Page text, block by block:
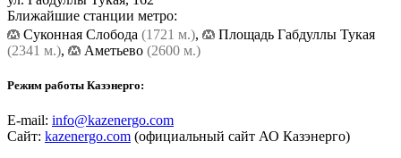
Ближайшие станции метро:
Суконная Слобода (1721 м.),
Площадь Габдуллы Тукая
(2341 м.), Аметьево (2600 м.)
Режим работы Казэнерго:
E-mail: info@kazenergo.com
Сайт: kazenergo.com (официальный сайт АО Казэнерго)